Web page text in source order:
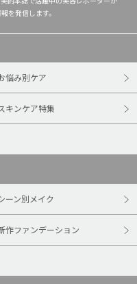
を発信します。
悩み別ケア
キンケア特集
ーン別メイク
作ファンデーション